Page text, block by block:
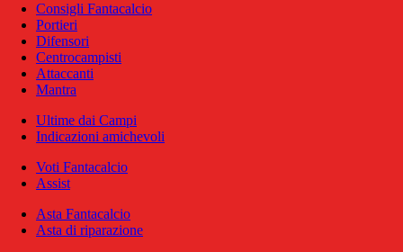
Consigli Fantacalcio
Portieri
Difensori
Centrocampisti
Attaccanti
Mantra
Ultime dai Campi
Indicazioni amichevoli
Voti Fantacalcio
Assist
Asta Fantacalcio
Asta di riparazione